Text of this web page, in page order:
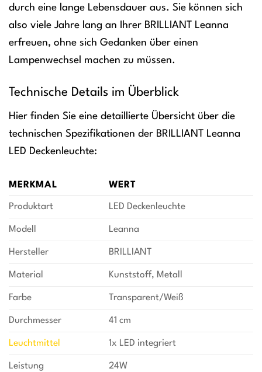
durch eine lange Lebensdauer aus. Sie können sich
also viele Jahre lang an Ihrer BRILLIANT Leanna
erfreuen, ohne sich Gedanken über einen
Lampenwechsel machen zu müssen.
Technische Details im Überblick
Hier finden Sie eine detaillierte Übersicht über die
technischen Spezifikationen der BRILLIANT Leanna
LED Deckenleuchte:
MERKMAL WERT
Produktart LED Deckenleuchte
Modell Leanna
Hersteller BRILLIANT
Material Kunststoff, Metall
Farbe Transparent/Weiß
Durchmesser 41 cm
Leuchtmittel 1x LED integriert
Leistung 24W